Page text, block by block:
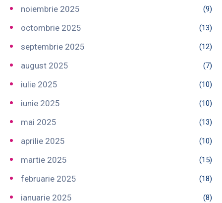
noiembrie 2025 (9)
octombrie 2025 (13)
septembrie 2025 (12)
august 2025 (7)
iulie 2025 (10)
iunie 2025 (10)
mai 2025 (13)
aprilie 2025 (10)
martie 2025 (15)
februarie 2025 (18)
ianuarie 2025 (8)